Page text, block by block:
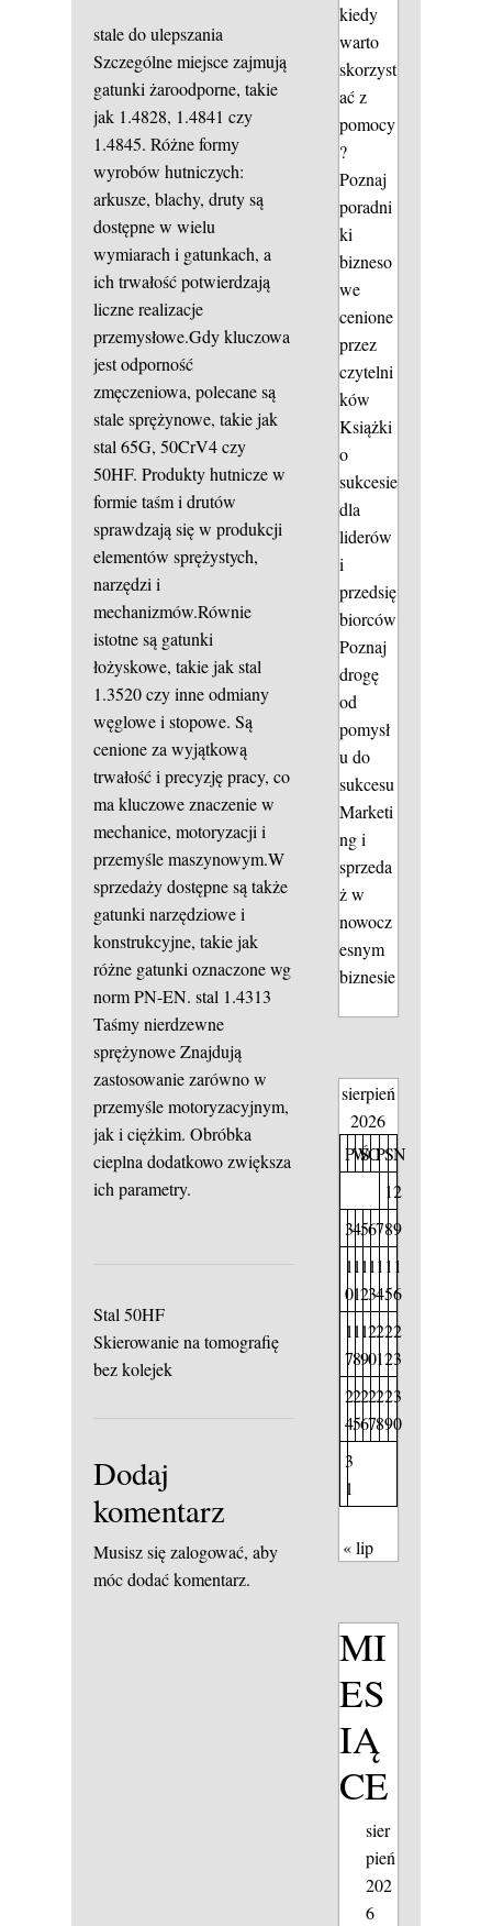
stale do ulepszania
Szczególne miejsce zajmują
gatunki żaroodporne, takie
jak 1.4828, 1.4841 czy
1.4845. Różne formy
wyrobów hutniczych:
arkusze, blachy, druty są
dostępne w wielu
wymiarach i gatunkach, a
ich trwałość potwierdzają
liczne realizacje
przemysłowe.Gdy kluczowa
jest odporność
zmęczeniowa, polecane są
stale sprężynowe, takie jak
stal 65G, 50CrV4 czy
50HF. Produkty hutnicze w
formie taśm i drutów
sprawdzają się w produkcji
elementów sprężystych,
narzędzi i
mechanizmów.Równie
istotne są gatunki
łożyskowe, takie jak stal
1.3520 czy inne odmiany
węglowe i stopowe. Są
cenione za wyjątkową
trwałość i precyzję pracy, co
ma kluczowe znaczenie w
mechanice, motoryzacji i
przemyśle maszynowym.W
sprzedaży dostępne są także
gatunki narzędziowe i
konstrukcyjne, takie jak
różne gatunki oznaczone wg
norm PN-EN. stal 1.4313
Taśmy nierdzewne
sprężynoweZnajdują
zastosowanie zarówno w
przemyśle motoryzacyjnym,
jak i ciężkim. Obróbka
cieplna dodatkowo zwiększa
ich parametry.
Stal 50HF
Skierowanie na tomografię
bez kolejek
Dodaj
komentarz
Musisz sięzalogować, aby
móc dodać komentarz.
kiedy
warto
skorzyst
ać z
pomocy
?
Poznaj
poradni
ki
bizneso
we
cenione
przez
czytelni
ków
Książki
o
sukcesie
dla
liderów
i
przedsię
biorców
Poznaj
drogę
od
pomysł
u do
sukcesu
Marketi
ng i
sprzeda
ż w
nowocz
esnym
biznesie
sierpień
2026
PW
ŚCPSN
12
3456789
1
0
1
1
1
2
1
3
1
4
1
5
1
6
1
7
1
8
1
9
2
0
2
1
2
2
2
3
2
4
2
5
2
6
2
7
2
8
2
9
3
0
3
1
« lip
MI
ES
IĄ
CE
sier
pień
202
6